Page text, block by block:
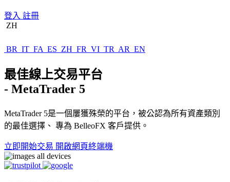
登入 註冊
ZH
BR IT FA ES ZH FR VI TR AR EN
最佳線上交易平台
- MetaTrader 5
MetaTrader 5是一個屢獲殊榮的平台，被公認為所有資產類別
的最佳選擇、 專為 BelleoFX 客戶提供。
立即開始交易 開啟網頁終端機